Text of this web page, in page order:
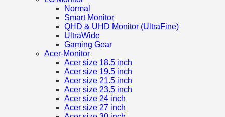
Normal
Smart Monitor
QHD & UHD Monitor (UltraFine)
UltraWide
Gaming Gear
Acer-Monitor
Acer size 18.5 inch
Acer size 19.5 inch
Acer size 21.5 inch
Acer size 23.5 inch
Acer size 24 inch
Acer size 27 inch